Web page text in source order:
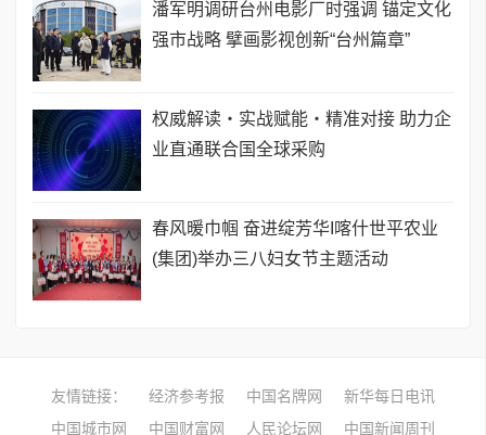
潘军明调研台州电影厂时强调 锚定文化
强市战略 擘画影视创新“台州篇章”
权威解读・实战赋能・精准对接 助力企
业直通联合国全球采购
春风暖巾帼 奋进绽芳华I喀什世平农业
(集团)举办三八妇女节主题活动
友情链接： 经济参考报 中国名牌网
新华每日电讯
中国城市网
中国财富网 人民论坛网 中国新闻周刊